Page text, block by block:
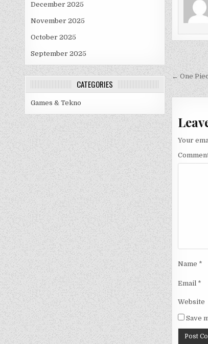
December 2025
November 2025
October 2025
September 2025
CATEGORIES
Games & Tekno
Post
← One
Your
Name *
Email *
Website
Save